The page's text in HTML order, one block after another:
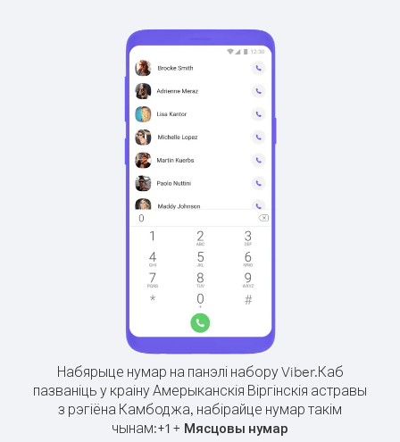
Набярыце нумар на панэлі набору Viber.Каб
пазваніць у краіну Амерыканскія Віргінскія астравы
з рэгіёна Камбоджа, набірайце нумар такім
чынам:+1 + Мясцовы нумар